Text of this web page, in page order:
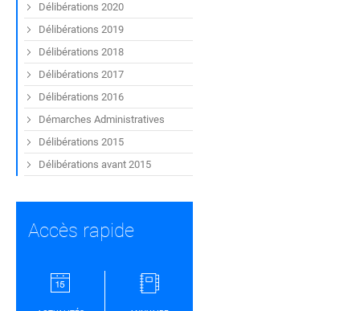
Délibérations 2020
Délibérations 2019
Délibérations 2018
Délibérations 2017
Délibérations 2016
Démarches Administratives
Délibérations 2015
Délibérations avant 2015
Accès rapide